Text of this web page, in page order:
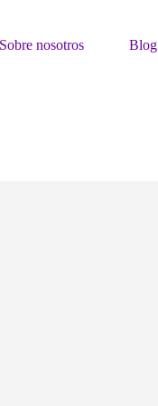
Sobre nosotros Blog